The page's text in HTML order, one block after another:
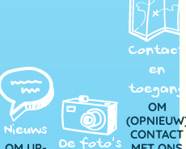
Nieuws
De foto’s
Contact
en
toegang
OM
CONTACT